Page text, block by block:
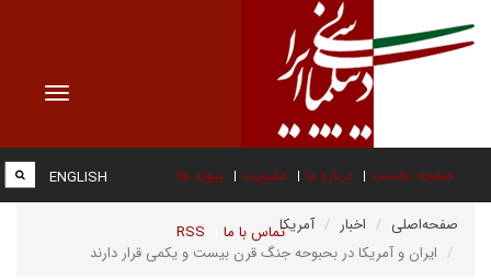
Toggle
صفحه نخست درباره ما عضویت پیوند ها
تماس با ما RSS
ENGLISH
صفحه‌اصلی اخبار
آمریکا
ایران و آمریکا در بحبوحه جنگ قرن بیست و یکمی قرار دارند